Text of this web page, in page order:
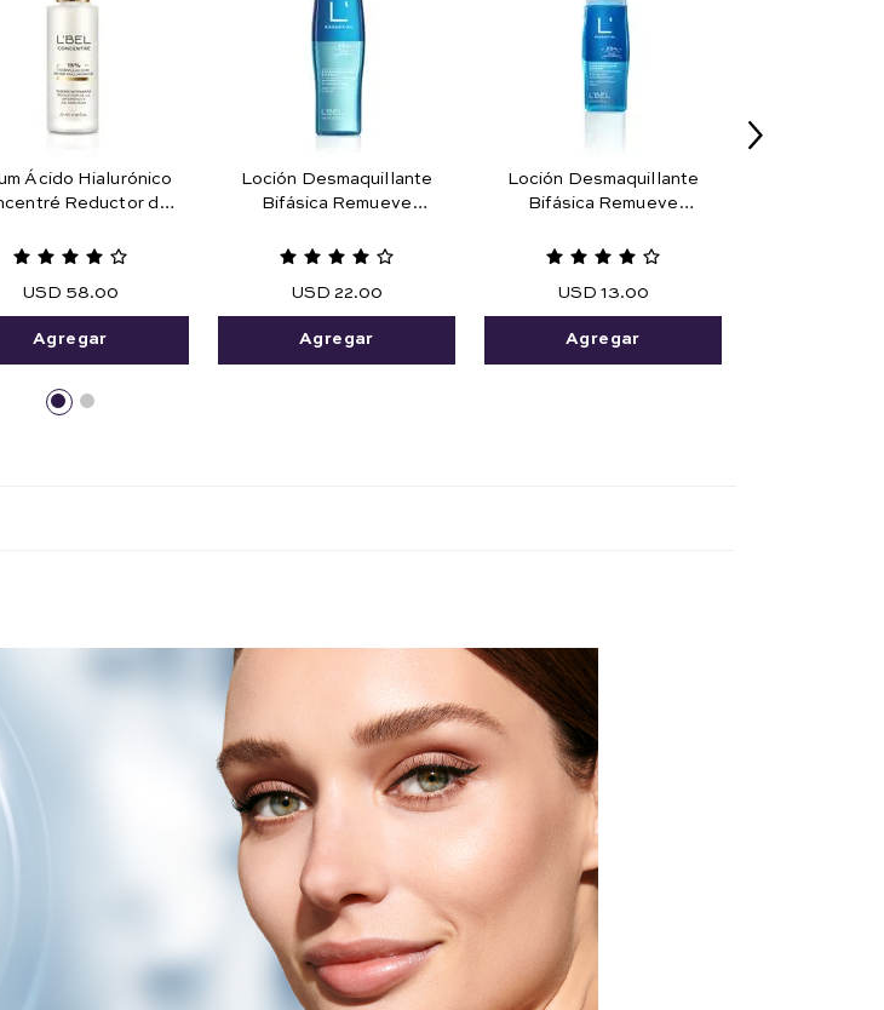
Ácido Hialurónico
Reductor de
USD 58.00
Agregar
Loción Desmaquillante
Bifásica Remueve
Agua 125 ml
USD 22.00
Agregar
Loción Desmaquillante
Bifásica Remueve
Agua 45 ml.
USD 13.00
Agregar